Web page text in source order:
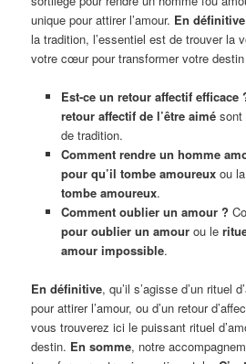
unique pour attirer l’amour. En définitive
la tradition, l’essentiel est de trouver la
votre cœur pour transformer votre
Est-ce un retour affectif efficace
retour affectif de l’être aimésont
de tradition.
Comment rendre un homme
pour qu’il tombe amoureuxou la
tombe amoureux.
Comment oublier un amour ?
pour oublier un amourou le
amour impossible.
En définitive, qu’il s’agisse d’un rituel
pour attirer l’amour, ou d’un retour
vous trouverez ici le puissant rituel
destin. En somme, notre